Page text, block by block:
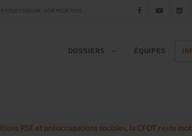
POUR CHACUN - AGIR POUR TOUS FacebookYouTube
DOSSIERS ÉQUIPES
RSE et préoccupations sociales, la CFDT reste